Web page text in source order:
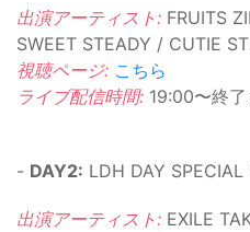
出演アーティスト: FRUITS
SWEET STEADY / CUTIE
視聴ページ: こちら
ライブ配信時間: 19:00〜終
- DAY2: LDH DAY SPECIAL
出演アーティスト: EXILE